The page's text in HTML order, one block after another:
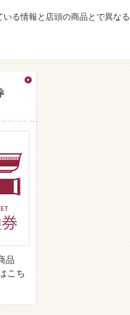
る情報と店頭の商品とで異な
品
こち